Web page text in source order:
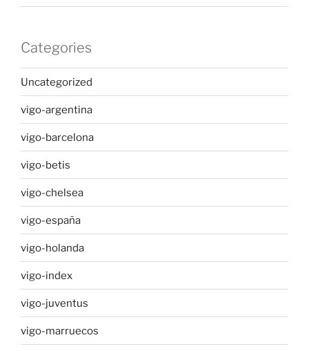
Categories
Uncategorized
vigo-argentina
vigo-barcelona
vigo-betis
vigo-chelsea
vigo-españa
vigo-holanda
vigo-index
vigo-juventus
vigo-marruecos